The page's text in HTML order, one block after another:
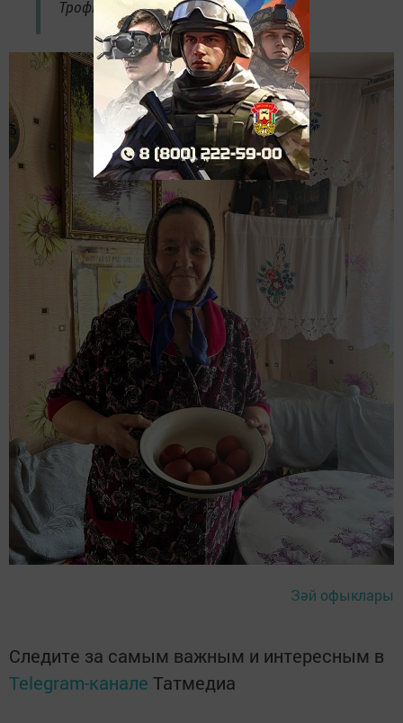
Трофимова.
Зәй офыклары
Следите за самым важным и интересным в
Telegram-канале Татмедиа